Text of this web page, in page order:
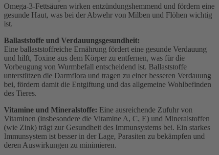
Omega-3-Fettsäuren wirken entzündungshemmend und fördern eine
gesunde Haut, was bei der Abwehr von Milben und Flöhen wichtig
ist.
Ballaststoffe und Verdauungsgesundheit:
Eine ballaststoffreiche Ernährung fördert eine gesunde Verdauung
und hilft, Toxine aus dem Körper zu entfernen, was für die
Vorbeugung von Wurmbefall entscheidend ist. Ballaststoffe
unterstützen die Darmflora und tragen zu einer besseren Verdauung
bei, fördern damit die Entgiftung und das allgemeine Wohlbefinden
des Tieres.
Vitamine und Mineralstoffe: Eine ausreichende Zufuhr von
Vitaminen (insbesondere die Vitamine A, C, E) und Mineralstoffen
(wie Zink) trägt zur Gesundheit des Immunsystems bei. Ein starkes
Immunsystem ist besser in der Lage, Parasiten zu bekämpfen und
deren Auswirkungen zu minimieren.